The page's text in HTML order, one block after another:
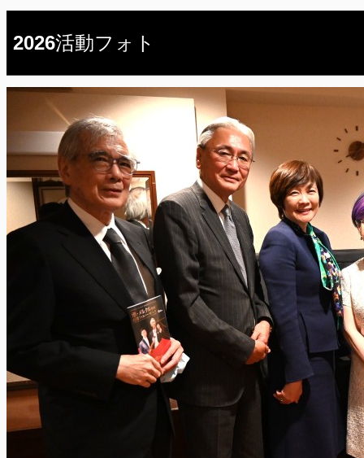
2026活動フォト